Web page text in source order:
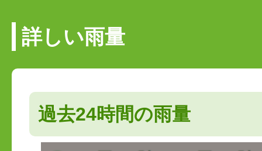
詳しい雨量
過去24時間の雨量